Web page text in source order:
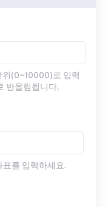
위(0~10000)로 입력
반올림됩니다.
표를 입력하세요.